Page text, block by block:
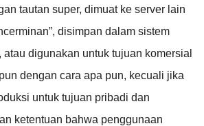
tautan super, dimuat ke server lain
”, disimpan dalam sistem
, atau digunakan untuk tujuan komersial
dengan cara apa pun, kecuali jika
untuk tujuan pribadi dan
ketentuan bahwa penggunaan